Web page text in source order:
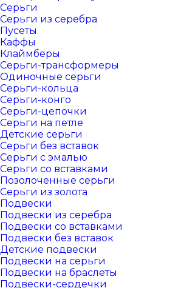
Серьги
Серьги из серебра
Пусеты
Каффы
Клаймберы
Серьги-трансформеры
Одиночные серьги
Серьги-кольца
Серьги-конго
Серьги-цепочки
Серьги на петле
Детские серьги
Серьги без вставок
Серьги с эмалью
Серьги со вставками
Позолоченные серьги
Серьги из золота
Подвески
Подвески из серебра
Подвески со вставками
Подвески без вставок
Детские подвески
Подвески на серьги
Подвески на браслеты
Подвески-сердечки